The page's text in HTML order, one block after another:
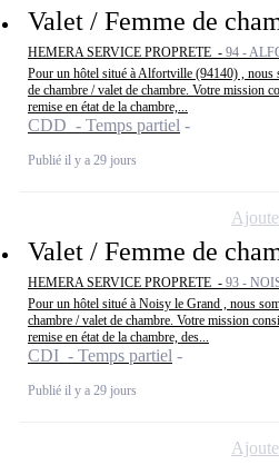
Valet / Femme de
HEMERA SERVICE PROPRETE - 94 -
Pour un hôtel situé à Alfortville (94140) , nous
de chambre / valet de chambre. Votre mission
remise en état de la chambre,...
CDD - Temps partiel
Publié il y a 29 jours
Valet / Femme de
HEMERA SERVICE PROPRETE - 93 -
Pour un hôtel situé à Noisy le Grand , nous
chambre / valet de chambre. Votre mission
remise en état de la chambre, des...
CDI - Temps partiel
Publié il y a 29 jours